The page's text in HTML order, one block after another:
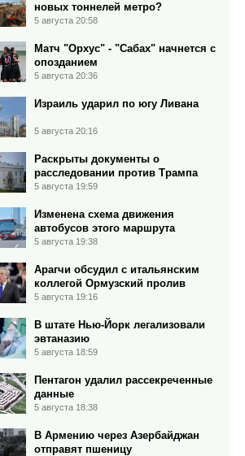
новых тоннелей метро?
5 августа 20:58
Матч "Орхус" - "Сабах" начнется с
опозданием
5 августа 20:36
Израиль ударил по югу Ливана
5 августа 20:16
Раскрыты документы о
расследовании против Трампа
5 августа 19:59
Изменена схема движения
автобусов этого маршрута
5 августа 19:38
Арагчи обсудил с итальянским
коллегой Ормузский пролив
5 августа 19:16
В штате Нью-Йорк легализовали
эвтаназию
5 августа 18:59
Пентагон удалил рассекреченные
данные
5 августа 18:38
В Армению через Азербайджан
отправят пшеницу